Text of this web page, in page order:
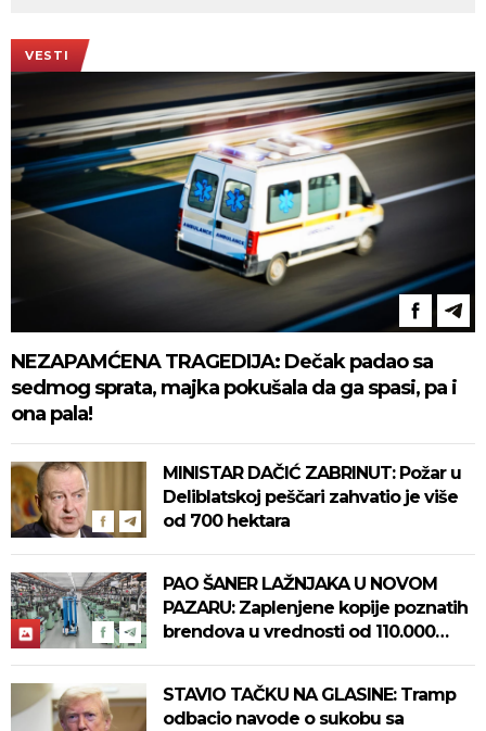
VESTI
NEZAPAMĆENA TRAGEDIJA: Dečak padao sa
sedmog sprata, majka pokušala da ga spasi, pa i
ona pala!
MINISTAR DAČIĆ ZABRINUT: Požar u
Deliblatskoj peščari zahvatio je više
od 700 hektara
PAO ŠANER LAŽNJAKA U NOVOM
PAZARU: Zaplenjene kopije poznatih
brendova u vrednosti od 110.000
STAVIO TAČKU NA GLASINE: Tramp
odbacio navode o sukobu sa